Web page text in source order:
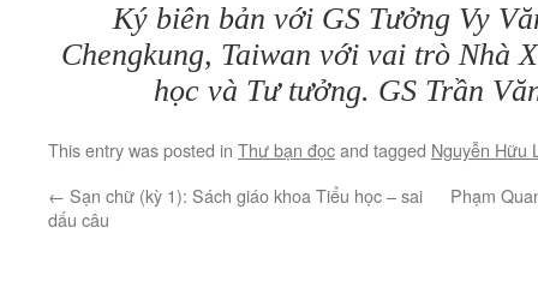
Ký biên bản với GS Tưởng Vy
Chengkung, Taiwan với vai trò Nhà
học và Tư tưởng. GS Trần
This entry was posted in Thư bạn đọcand tagged Nguyễn Hữu
← Sạn chữ (kỳ 1): Sách giáo khoa Tiểu học – sai
dấu câu
Phạm